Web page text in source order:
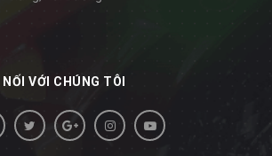
NỐI VỚI CHÚNG TÔI